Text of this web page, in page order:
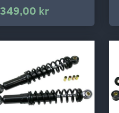
349,00 kr